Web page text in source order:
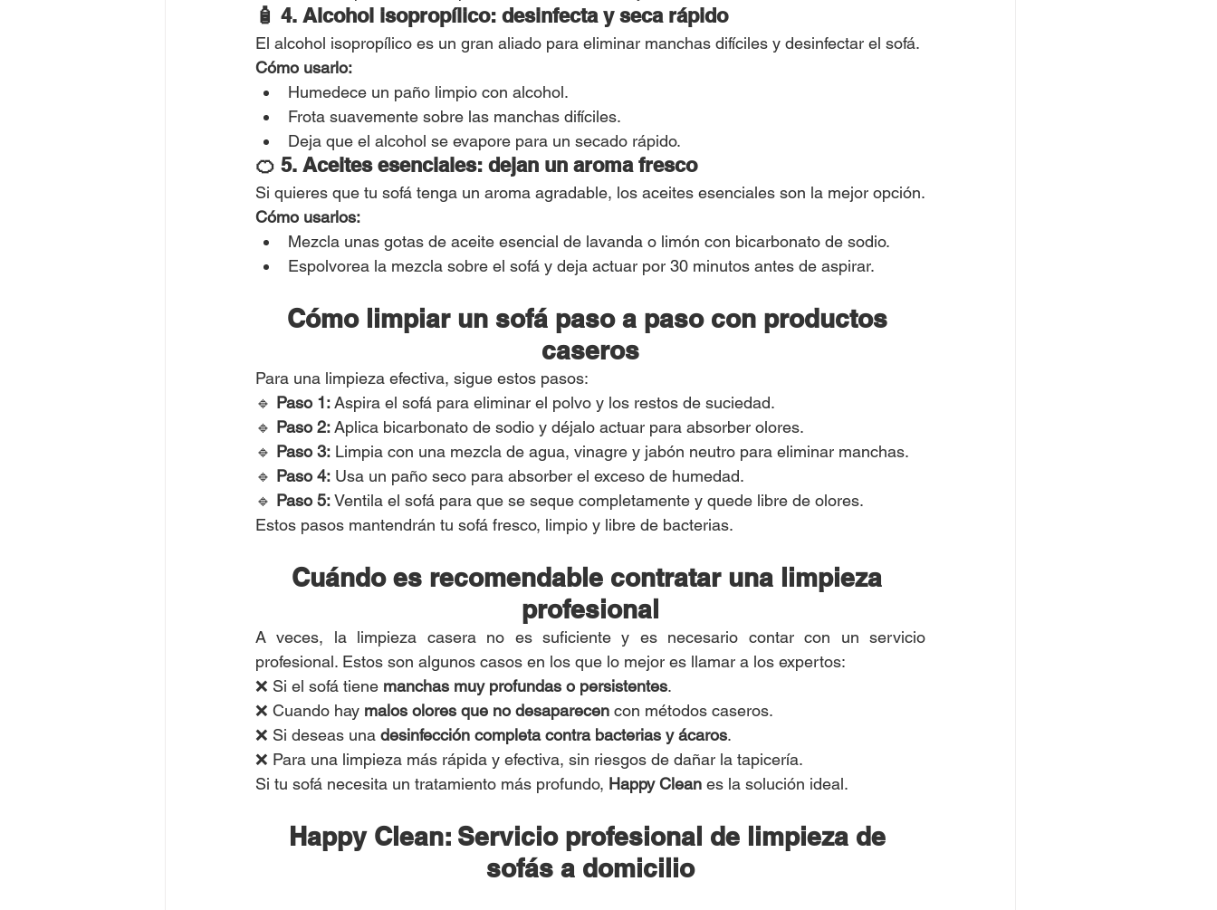
🧴 4. Alcohol isopropílico: desinfecta y seca rápido
El alcohol isopropílico es un gran aliado para eliminar manchas difíciles y desinfectar el sofá.
Cómo usarlo:
Humedece un paño limpio con alcohol.
Frota suavemente sobre las manchas difíciles.
Deja que el alcohol se evapore para un secado rápido.
🍊 5. Aceites esenciales: dejan un aroma fresco
Si quieres que tu sofá tenga un aroma agradable, los aceites esenciales son la mejor opción.
Cómo usarlos:
Mezcla unas gotas de aceite esencial de lavanda o limón con bicarbonato de sodio.
Espolvorea la mezcla sobre el sofá y deja actuar por 30 minutos antes de aspirar.
Cómo limpiar un sofá paso a paso con productos
caseros
Para una limpieza efectiva, sigue estos pasos:
🔹 Paso 1: Aspira el sofá para eliminar el polvo y los restos de suciedad.
🔹 Paso 2: Aplica bicarbonato de sodio y déjalo actuar para absorber olores.
🔹 Paso 3: Limpia con una mezcla de agua, vinagre y jabón neutro para eliminar manchas.
🔹 Paso 4: Usa un paño seco para absorber el exceso de humedad.
🔹 Paso 5: Ventila el sofá para que se seque completamente y quede libre de olores.
Estos pasos mantendrán tu sofá fresco, limpio y libre de bacterias.
Cuándo es recomendable contratar una limpieza
profesional
A veces, la limpieza casera no es suficiente y es necesario contar con un servicio
profesional. Estos son algunos casos en los que lo mejor es llamar a los expertos:
❌ Si el sofá tiene manchas muy profundas o persistentes.
❌ Cuando hay malos olores que no desaparecen con métodos caseros.
❌ Si deseas una desinfección completa contra bacterias y ácaros.
❌ Para una limpieza más rápida y efectiva, sin riesgos de dañar la tapicería.
Si tu sofá necesita un tratamiento más profundo, Happy Clean es la solución ideal.
Happy Clean: Servicio profesional de limpieza de
sofás a domicilio